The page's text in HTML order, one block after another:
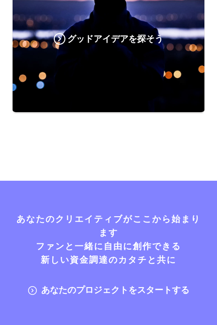
グッドアイデアを探そう
あなたのクリエイティブがここから始まり
ます
ファンと一緒に自由に創作できる
新しい資金調達のカタチと共に
あなたのプロジェクトをスタートする